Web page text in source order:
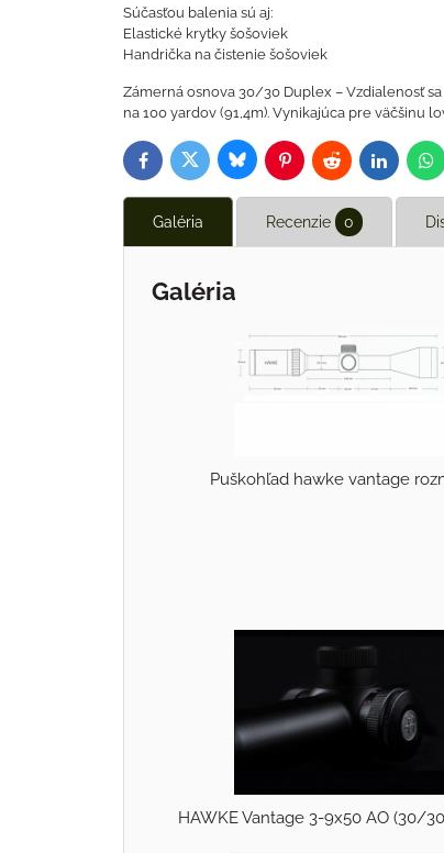
Súčasťou balenia sú aj:
Elastické krytky šošoviek
Handrička na čistenie šošoviek
Zámerná osnova 30/30 Duplex – Vzdialenosť
na 100 yardov (91,4m). Vynikajúca pre väčšinu
FacebookTwitterBlueskyPinterestReddit LinkedIn
Galéria Recenzie 0
Galéria
Puškohľad hawke vantage
HAWKE Vantage 3-9x50 AO (30/